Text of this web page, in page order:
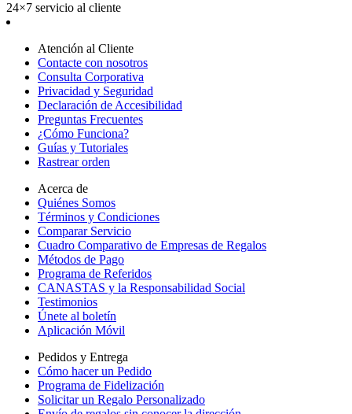
24×7 servicio al cliente
Atención al Cliente
Contacte con nosotros
Consulta Corporativa
Privacidad y Seguridad
Declaración de Accesibilidad
Preguntas Frecuentes
¿Cómo Funciona?
Guías y Tutoriales
Rastrear orden
Acerca de
Quiénes Somos
Términos y Condiciones
Comparar Servicio
Cuadro Comparativo de Empresas de Regalos
Métodos de Pago
Programa de Referidos
CANASTAS y la Responsabilidad Social
Testimonios
Únete al boletín
Aplicación Móvil
Pedidos y Entrega
Cómo hacer un Pedido
Programa de Fidelización
Solicitar un Regalo Personalizado